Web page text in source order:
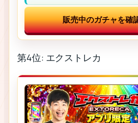
販売中のガチャを確
第4位: エクストレカ